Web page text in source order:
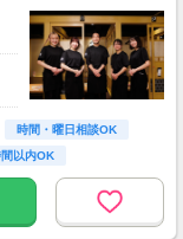
時間・曜日相談OK
以内OK